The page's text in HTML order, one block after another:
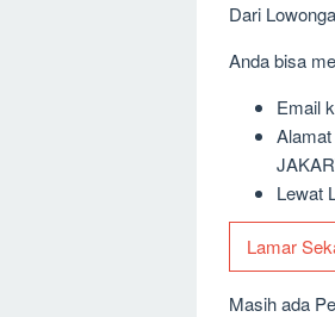
Dari
Anda bisa
Email
Lewat
Lamar
Masih ada